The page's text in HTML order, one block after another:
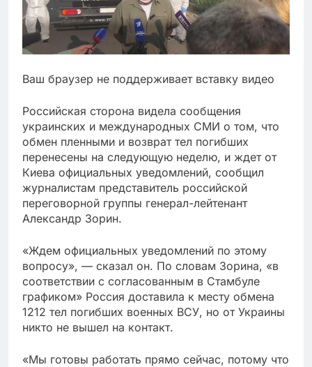
Ваш браузер не поддерживает вставку видео
Российская сторона видела сообщения
украинских и международных СМИ о том, что
обмен пленными и возврат тел погибших
перенесены на следующую неделю, и ждет от
Киева официальных уведомлений, сообщил
журналистам представитель российской
переговорной группы генерал-лейтенант
Александр Зорин.
«Ждем официальных уведомлений по этому
вопросу», — сказал он. По словам Зорина, «в
соответствии с согласованным в Стамбуле
графиком» Россия доставила к месту обмена
1212 тел погибших военных ВСУ, но от Украины
никто не вышел на контакт.
«Мы готовы работать прямо сейчас, потому что